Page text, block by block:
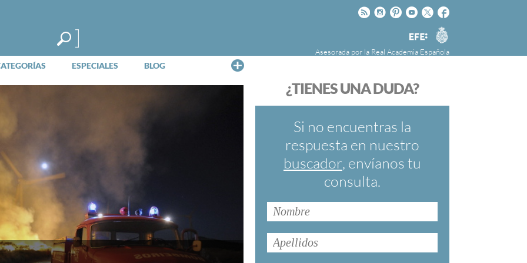
Facebook
Twitter
Youtube
Pinteres
Instagram
Rss
Agencia
EFE
Asesorada por la Real Academia Española
ESPECIALES BLOG
FundéuRAE es una fundación patrocinada por
cuyo objetivo es colaborar con el buen uso del
español en los medios de comunicación y en
Internet.
¿TIENES UNA DUDA?
Si no encuentras la
respuesta en nuestro
buscador, envíanos tu
consulta.